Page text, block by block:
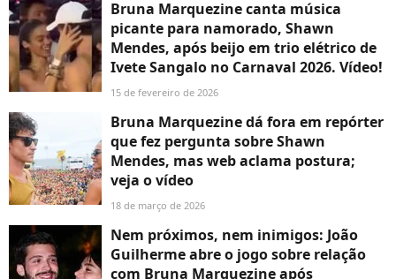
Bruna Marquezine canta música
picante para namorado, Shawn
Mendes, após beijo em trio elétrico de
Ivete Sangalo no Carnaval 2026. Vídeo!
15 de fevereiro de 2026
Bruna Marquezine dá fora em repórter
que fez pergunta sobre Shawn
Mendes, mas web aclama postura;
veja o vídeo
18 de março de 2026
Nem próximos, nem inimigos: João
Guilherme abre o jogo sobre relação
com Bruna Marquezine após